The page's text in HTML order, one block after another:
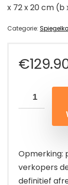
x 72 x 20 cm (b
Categorie:
€
Opmerking:
verkopers
definitief